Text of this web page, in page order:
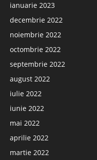
ianuarie 2023
decembrie 2022
noiembrie 2022
octombrie 2022
septembrie 2022
august 2022
iulie 2022
iunie 2022
mai 2022
aprilie 2022
martie 2022